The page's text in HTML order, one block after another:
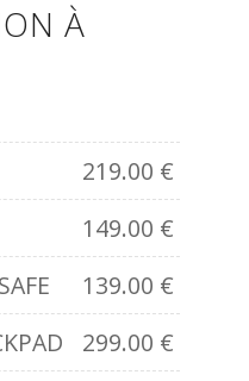
À
219.00 €
149.00 €
139.00 €
299.00 €